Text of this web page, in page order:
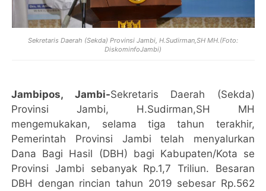
Sekretaris Daerah (Sekda) Provinsi Jambi, H.Sudirman,SH MH.(Foto:
DiskominfoJambi)
Jambipos, Jambi-Sekretaris Daerah (Sekda)
Provinsi Jambi, H.Sudirman,SH MH
mengemukakan, selama tiga tahun terakhir,
Pemerintah Provinsi Jambi telah menyalurkan
Dana Bagi Hasil (DBH) bagi Kabupaten/Kota se
Provinsi Jambi sebanyak Rp.1,7 Triliun. Besaran
DBH dengan rincian tahun 2019 sebesar Rp.562